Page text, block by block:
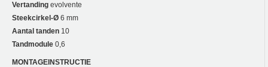
Vertanding evolvente
Steekcirkel-Ø 6 mm
Aantal tanden 10
Tandmodule 0,6
MONTAGEINSTRUCTIE